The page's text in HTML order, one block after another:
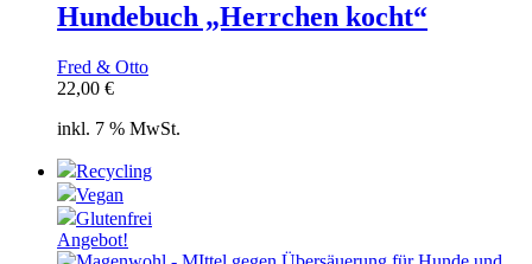
Hundebuch „Herrchen kocht“
Fred & Otto
22,00 €
inkl. 7 % MwSt.
Recycling
Vegan
Glutenfrei
Angebot!